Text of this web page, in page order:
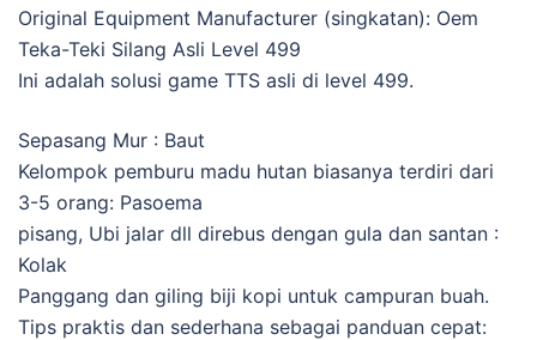
Original Equipment Manufacturer (singkatan): Oem
Teka-Teki Silang Asli Level 499
Ini adalah solusi game TTS asli di level 499.
Sepasang Mur : Baut
Kelompok pemburu madu hutan biasanya terdiri dari
3-5 orang: Pasoema
pisang, Ubi jalar dll direbus dengan gula dan santan :
Kolak
Panggang dan giling biji kopi untuk campuran buah.
Tips praktis dan sederhana sebagai panduan cepat: